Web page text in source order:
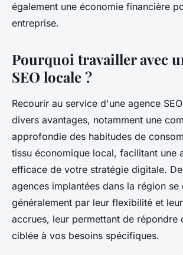
également une économie financière
entreprise.
Pourquoi travailler avec
SEO locale ?
Recourir au service d'une agence
divers avantages, notamment une
approfondie des habitudes de
tissu économique local, facilitant une
efficace de votre stratégie digitale.
agences implantées dans la région se
généralement par leur flexibilité et
accrues, leur permettant de répondre
ciblée à vos besoins spécifiques.